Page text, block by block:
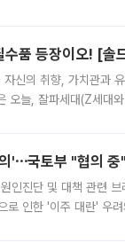
품 등장이오! [솔
신의 취향, 가치관과
늘, 잘파세대(Z세대
'⋯국토부 "협의
인진단 및 대책 관련
로 인한 '이주 대란' 우